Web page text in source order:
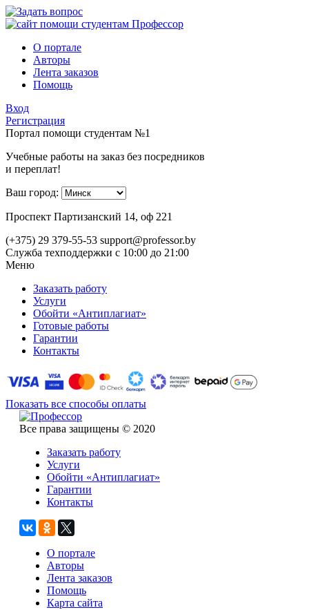
О портале
Авторы
Лента заказов
Помощь
Вход
Регистрация
Портал помощи студентам №1
Учебные работы на заказ без посредников
и переплат!
Ваш город:
Проспект Партизанский 14, оф 221
(+375) 29 379-55-53 support@professor.by
Служба техподдержки с 10:00 до 21:00
Меню
Заказать работу
Услуги
Обойти «Антиплагиат»
Готовые работы
Гарантии
Контакты
Показать все способы оплаты
Все права защищены © 2020
Заказать работу
Услуги
Обойти «Антиплагиат»
Гарантии
Контакты
О портале
Авторы
Лента заказов
Помощь
Карта сайта